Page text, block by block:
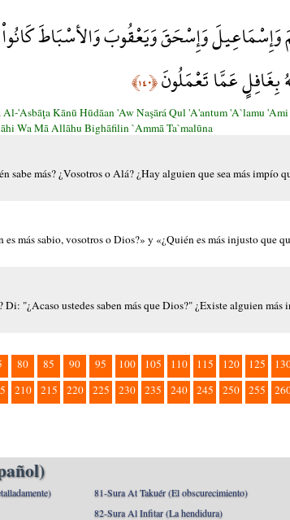
وَإِسْمَاعِيلَ وَإِسْحَقَ وَيَعْقُوبَ وَالأسْبَاطَ
بِغَافِلٍ عَمَّا تَعْمَلُونَ﴿١٤٠﴾
Al-'Asbāţa Kānū Hūdāan 'Aw Naşārá Qul 'A'antum 'A`lamu
Wa Mā Allāhu Bighāfilin `Ammā Ta`malūna
más? ¿Vosotros o Alá? ¿Hay alguien que sea más impío
más sabio, vosotros o Dios?» y «¿Quién es más injusto que
"¿Acaso ustedes saben más que Dios?" ¿Existe alguien
80 85 90 95 100 105 110 115 120 125
210 215 220 225 230 235 240 245 250 255
81-Sura At Takuér (El obscurecimiento)
82-Sura Al Infitar (La hendidura)